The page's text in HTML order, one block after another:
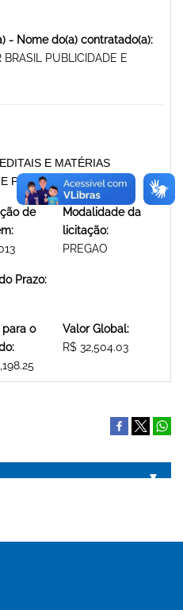
- Nome do(a) contratado(a):
PUBLICIDADE E
E MATÉRIAS
PROPAGANDA
de
Modalidade da
licitação:
PREGAO
Prazo:
para o
Valor Global:
R$ 32,504.03